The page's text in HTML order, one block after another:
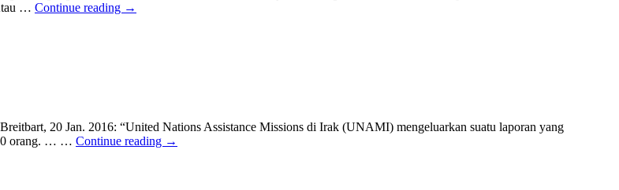
… Continue reading →
20 Jan. 2016: “United Nations Assistance Missions di Irak (UNAMI) mengeluarkan suatu laporan yang
orang. … … Continue reading →